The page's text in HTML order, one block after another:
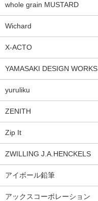
whole grain MUSTARD
Wichard
X-ACTO
YAMASAKI DESIGN WORKS
yuruliku
ZENITH
Zip It
ZWILLING J.A.HENCKELS
アイボール鉛筆
アックスコーポレーション